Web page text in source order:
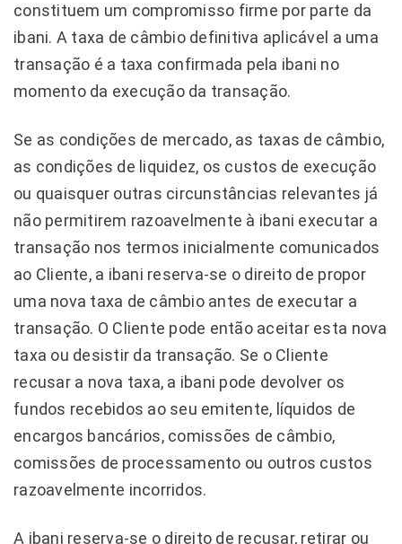
constituem um compromisso firme por parte da
ibani. A taxa de câmbio definitiva aplicável a uma
transação é a taxa confirmada pela ibani no
momento da execução da transação.
Se as condições de mercado, as taxas de câmbio,
as condições de liquidez, os custos de execução
ou quaisquer outras circunstâncias relevantes já
não permitirem razoavelmente à ibani executar a
transação nos termos inicialmente comunicados
ao Cliente, a ibani reserva-se o direito de propor
uma nova taxa de câmbio antes de executar a
transação. O Cliente pode então aceitar esta nova
taxa ou desistir da transação. Se o Cliente
recusar a nova taxa, a ibani pode devolver os
fundos recebidos ao seu emitente, líquidos de
encargos bancários, comissões de câmbio,
comissões de processamento ou outros custos
razoavelmente incorridos.
A ibani reserva-se o direito de recusar, retirar ou